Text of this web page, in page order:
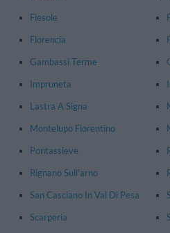
Fiesole
Florencia
Gambassi Terme
Impruneta
Lastra A Signa
Montelupo Fiorentino
Pontassieve
Rignano Sull'arno
San Casciano In Val Di Pesa
Scarperia